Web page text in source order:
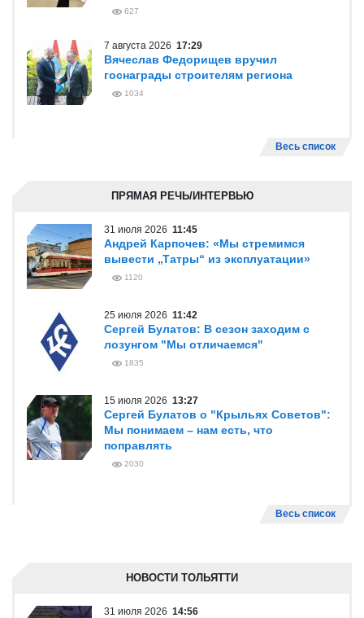
627
7 августа 2026 17:29
Вячеслав Федорищев вручил
госнаграды строителям региона
1034
Весь список
ПРЯМАЯ РЕЧЬ/ИНТЕРВЬЮ
31 июля 2026 11:45
Андрей Карпочев: «Мы стремимся
вывести „Татры“ из эксплуатации»
1120
25 июля 2026 11:42
Сергей Булатов: В сезон заходим с
лозунгом "Мы отличаемся"
1835
15 июля 2026 13:27
Сергей Булатов о "Крыльях Советов":
Мы понимаем – нам есть, что
поправлять
2030
Весь список
НОВОСТИ ТОЛЬЯТТИ
31 июля 2026 14:56